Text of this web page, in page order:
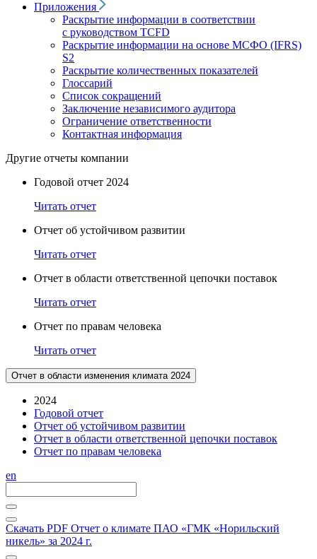
Приложения
Раскрытие информации в соответствии
с руководством TCFD
Раскрытие информации на основе МСФО (IFRS)
S2
Раскрытие количественных показателей
Глоссарий
Список сокращений
Заключение независимого аудитора
Ограничение ответственности
Контактная информация
Другие отчеты компании
Годовой отчет 2024
Читать отчет
Отчет об устойчивом развитии
Читать отчет
Отчет в области ответственной цепочки поставок
Читать отчет
Отчет по правам человека
Читать отчет
Отчет в области изменения климата 2024
2024
Годовой отчет
Отчет об устойчивом развитии
Отчет в области ответственной цепочки поставок
Отчет по правам человека
en
Скачать PDF Отчет о климате ПАО «ГМК «Норильский
никель» за 2024 г.